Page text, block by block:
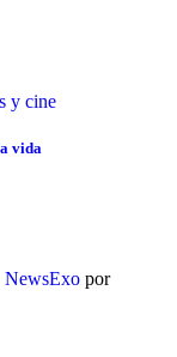
y cine
vida
NewsExo por